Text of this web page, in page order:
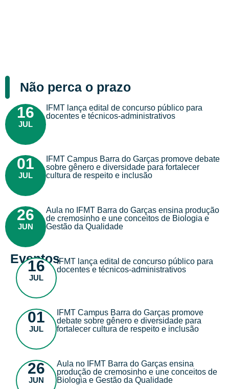
Não perca o prazo
16
JUL
IFMT lança edital de concurso público para
docentes e técnicos-administrativos
01
JUL
IFMT Campus Barra do Garças promove debate
sobre gênero e diversidade para fortalecer
cultura de respeito e inclusão
26
JUN
Aula no IFMT Barra do Garças ensina produção
de cremosinho e une conceitos de Biologia e
Gestão da Qualidade
Eventos
16
JUL
IFMT lança edital de concurso público para
docentes e técnicos-administrativos
01
JUL
IFMT Campus Barra do Garças promove
debate sobre gênero e diversidade para
fortalecer cultura de respeito e inclusão
26
JUN
Aula no IFMT Barra do Garças ensina
produção de cremosinho e une conceitos de
Biologia e Gestão da Qualidade